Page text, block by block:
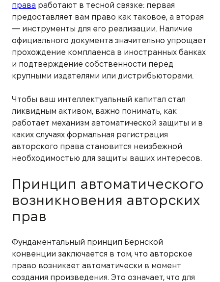
права работают в тесной связке: первая
предоставляет вам право как таковое, а вторая
— инструменты для его реализации. Наличие
официального документа значительно упрощает
прохождение комплаенса в иностранных банках
и подтверждение собственности перед
крупными издателями или дистрибьюторами.
Чтобы ваш интеллектуальный капитал стал
ликвидным активом, важно понимать, как
работает механизм автоматической защиты и в
каких случаях формальная регистрация
авторского права становится неизбежной
необходимостью для защиты ваших интересов.
Принцип автоматического
возникновения авторских
прав
Фундаментальный принцип Бернской
конвенции заключается в том, что авторское
право возникает автоматически в момент
создания произведения. Это означает, что для